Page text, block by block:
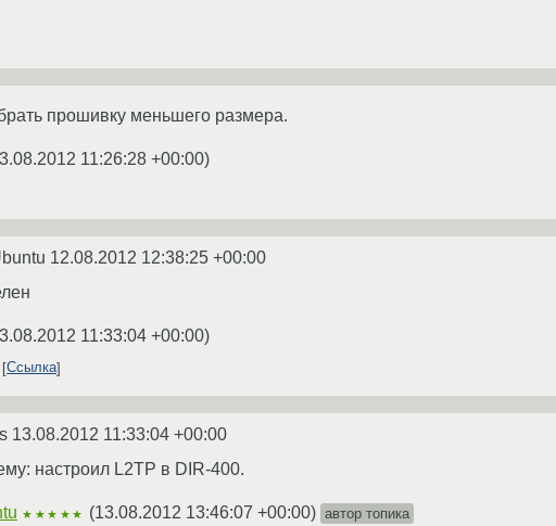
прошивку меньшего размера.
11:26:28 +00:00)
12.08.2012 12:38:25 +00:00
11:33:04 +00:00)
Ссылка
13.08.2012 11:33:04 +00:00
настроил L2TP в DIR-400.
★★★★★ (13.08.2012 13:46:07 +00:00) автор топика